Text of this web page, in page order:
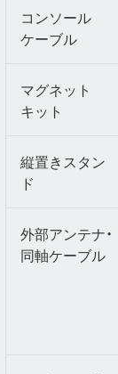
コンソール
ケーブル
マグネット
キット
縦置きスタン
ド
外部アンテナ・
同軸ケーブル